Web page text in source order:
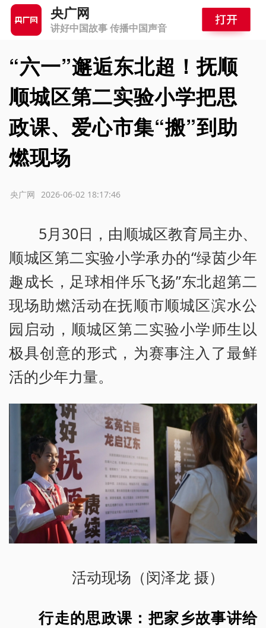
央广网
讲好中国故事 传播中国声音
“六一”邂逅东北超！抚顺
顺城区第二实验小学把思
政课、爱心市集“搬”到助
燃现场
2026-06-02 18:17:46
央广网
5月30日，由顺城区教育局主办、
顺城区第二实验小学承办的“绿茵少年
趣成长，足球相伴乐飞扬”东北超第二
现场助燃活动在抚顺市顺城区滨水公
园启动，顺城区第二实验小学师生以
极具创意的形式，为赛事注入了最鲜
活的少年力量。
活动现场（闵泽龙 摄）
行走的思政课：把家乡故事讲给